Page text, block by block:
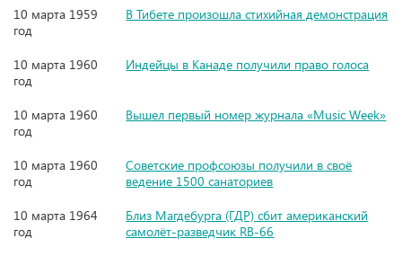
10 марта 1959
год
В Тибете произошла стихийная демонстрация
10 марта 1960
год
Индейцы в Канаде получили право голоса
10 марта 1960
год
Вышел первый номер журнала «Music Week»
10 марта 1960
год
Советские профсоюзы получили в своё
ведение 1500 санаториев
10 марта 1964
год
Близ Магдебурга (ГДР) сбит американский
самолёт-разведчик RB-66